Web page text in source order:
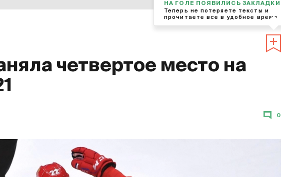
четвертое место на
0
НА ГОЛЕ ПОЯВИЛИСЬ ЗАКЛАДКИ
Теперь не потеряете тексты и
прочитаете все в удобное время